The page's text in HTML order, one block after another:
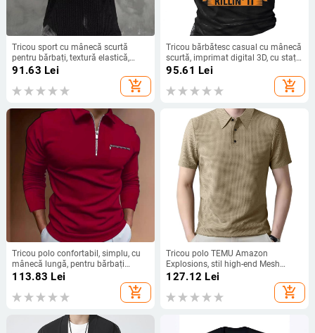
Tricou sport cu mânecă scurtă
pentru bărbați, textură elastică,
uscare rapidă, american, alergare,
antrenament, baschet, fitness,
haine, tricou cu guler rotund, strâmt
91.63 Lei
add_shopping_cart
Tricou bărbătesc casual cu mânecă
scurtă, imprimat digital 3D, cu stație
independentă Amazon
transfrontalieră TEMU, 2024,
Europa și Statele Unite, 2024
95.61 Lei
add_shopping_cart
Tricou polo confortabil, simplu, cu
mânecă lungă, pentru bărbați
europeni și americani, mărime
mare, vară, subțire, culoare solidă,
casual, din fibră de poliester
113.83 Lei
add_shopping_cart
Tricou polo TEMU Amazon
Explosions, stil high-end Mesh
Buersucker, mătase glacială, cu
mânecă scurtă, pentru bărbați,
model Lasel, culoare solidă, mărime
127.12 Lei
add_shopping_cart